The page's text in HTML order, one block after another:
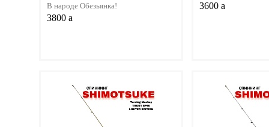
В народе Обезьянка!
3800 a
3600 a